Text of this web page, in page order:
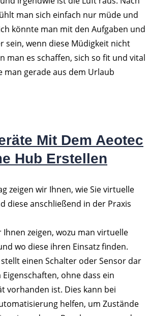
man sich einfach nur müde und
könnte man mit den Aufgaben und
sein, wenn diese Müdigkeit nicht
man es schaffen, sich so fit und vital
man gerade aus dem Urlaub
Mit Dem Aeotec
Hub Erstellen
zeigen wir Ihnen, wie Sie virtuelle
diese anschließend in der Praxis
zeigen, wozu man virtuelle
wo diese ihren Einsatz finden.
einen Schalter oder Sensor dar
ohne dass ein
vorhanden ist. Dies kann bei
helfen, um Zustände